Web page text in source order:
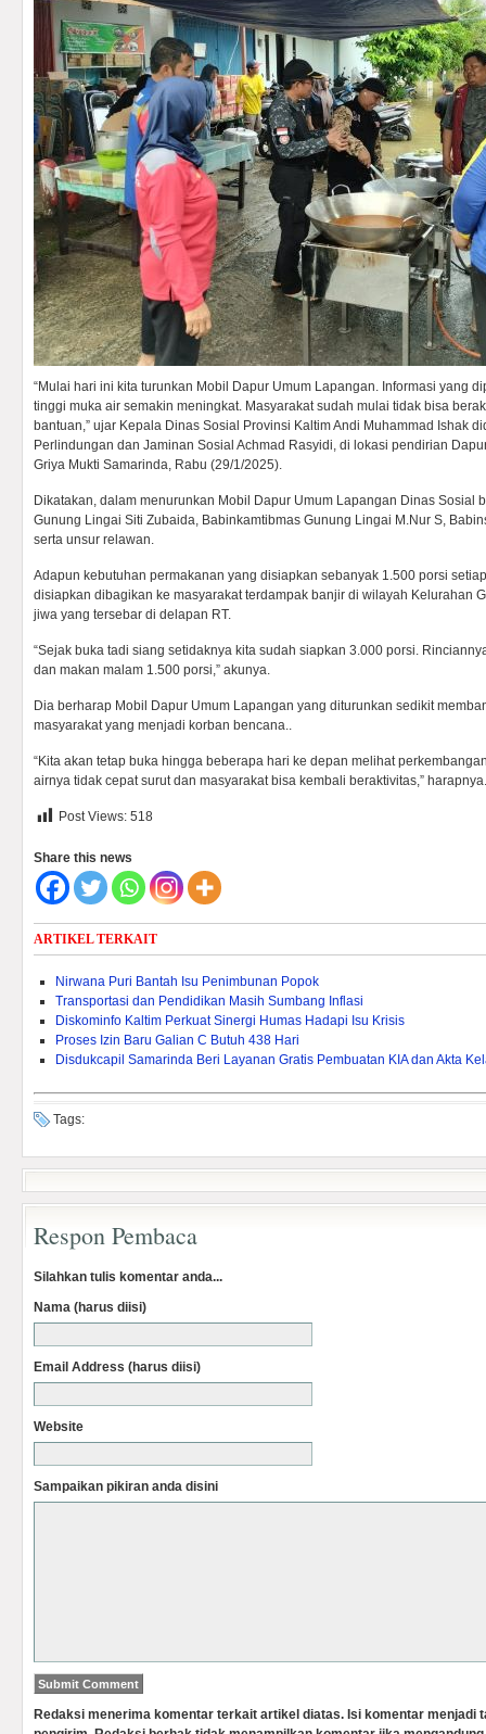
“Mulai hari ini kita turunkan Mobil Dapur Umum Lapangan. Informasi yang
tinggi muka air semakin meningkat. Masyarakat sudah mulai tidak bisa
bantuan,” ujar Kepala Dinas Sosial Provinsi Kaltim Andi Muhammad Ishak
Perlindungan dan Jaminan Sosial Achmad Rasyidi, di lokasi pendirian
Griya Mukti Samarinda, Rabu (29/1/2025).
Dikatakan, dalam menurunkan Mobil Dapur Umum Lapangan Dinas Sosial
Gunung Lingai Siti Zubaida, Babinkamtibmas Gunung Lingai M.Nur S,
serta unsur relawan.
Adapun kebutuhan permakanan yang disiapkan sebanyak 1.500 porsi
disiapkan dibagikan ke masyarakat terdampak banjir di wilayah Kelurahan
jiwa yang tersebar di delapan RT.
“Sejak buka tadi siang setidaknya kita sudah siapkan 3.000 porsi.
dan makan malam 1.500 porsi,” akunya.
Dia berharap Mobil Dapur Umum Lapangan yang diturunkan sedikit
masyarakat yang menjadi korban bencana..
“Kita akan tetap buka hingga beberapa hari ke depan melihat
airnya tidak cepat surut dan masyarakat bisa kembali beraktivitas,”
Post Views: 518
Share this news
ARTIKEL TERKAIT
Nirwana Puri Bantah Isu Penimbunan Popok
Transportasi dan Pendidikan Masih Sumbang Inflasi
Diskominfo Kaltim Perkuat Sinergi Humas Hadapi Isu Krisis
Proses Izin Baru Galian C Butuh 438 Hari
Disdukcapil Samarinda Beri Layanan Gratis Pembuatan KIA dan Akta
Tags:
Respon Pembaca
Silahkan tulis komentar anda...
Nama (harus diisi)
Email Address (harus diisi)
Website
Sampaikan pikiran anda disini
Redaksi menerima komentar terkait artikel diatas. Isi komentar menjadi